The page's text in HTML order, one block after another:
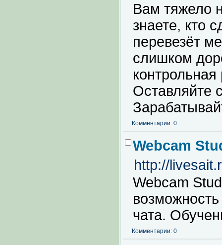
Вам тяжело
знаете, кто
перевезёт
слишком
Оставляйте
Комментарии: 0
Webcam
http://
Webcam
чата.
Комментарии: 0